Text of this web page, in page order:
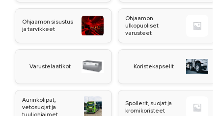
Ohjaamon sisustus
ja tarvikkeet
Ohjaamon
ulkopuoliset
varusteet
Varustelaatikot Koristekapselit
Aurinkolipat,
vetosuojat ja
tuuliohjaimet
Spoilerit, suojat ja
kromikoristeet